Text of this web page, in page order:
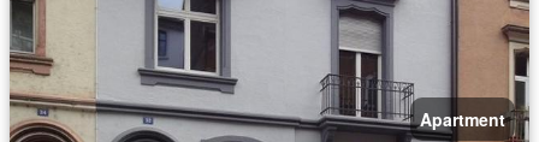
Apartment